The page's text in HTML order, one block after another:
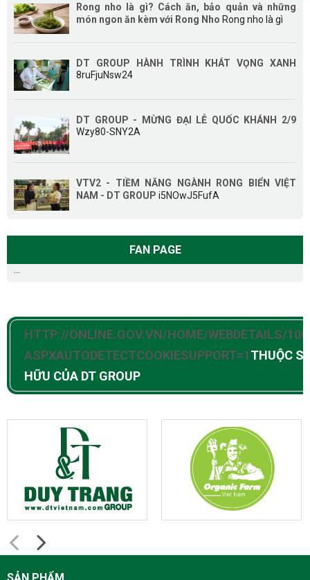
Rong nho là gì? Cách ăn, bảo quản và những
món ngon ăn kèm với Rong Nho Rong nho là gì
DT GROUP HÀNH TRÌNH KHÁT VỌNG XANH
8ruFjuNsw24
DT GROUP - MỪNG ĐẠI LỄ QUỐC KHÁNH 2/9
Wzy80-SNY2A
VTV2 - TIỀM NĂNG NGÀNH RONG BIỂN VIỆT
NAM - DT GROUP i5NOwJ5FufA
FAN PAGE
HTTP://ONLINE.GOV.VN/HOME/WEBDETAILS/
ASPXAUTODETECTCOOKIESUPPORT=1THUỘC
HỮU CỦA DT GROUP